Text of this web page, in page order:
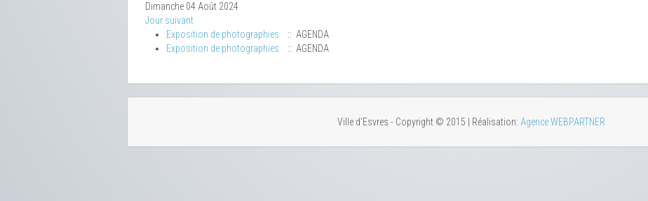
Dimanche 04 Août 2024
Jour suivant
Exposition de photographies
:: AGENDA
Exposition de photographies
:: AGENDA
Ville d'Esvres - Copyright © 2015 | Réalisation: Agence WEBPARTNER